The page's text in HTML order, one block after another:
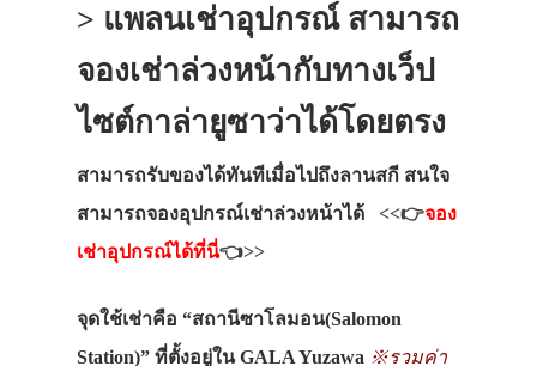
> แพลนเช่าอุปกรณ์ สามารถ
จองเช่าล่วงหน้ากับทางเว็ป
ไซต์กาล่ายูซาว่าได้โดยตรง
สามารถรับของได้ทันทีเมื่อไปถึงลานสกี สนใจ
สามารถจองอุปกรณ์เช่าล่วงหน้าได้
<<👉จอง
เช่าอุปกรณ์ได้ที่นี่👈>>
จุดใช้เช่าคือ “สถานีซาโลมอน(Salomon
Station)” ที่ตั้งอยู่ใน GALA Yuzawa ※รวมค่า